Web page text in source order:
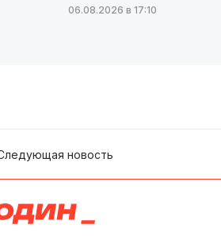
06.08.2026 в 17:10
новость